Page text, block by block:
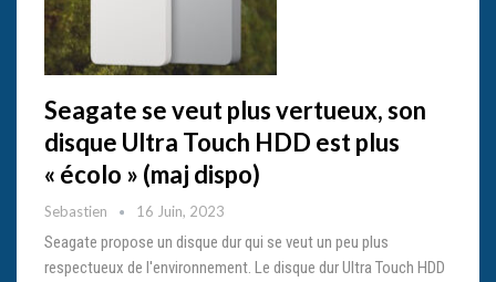
Seagate se veut plus vertueux, son
disque Ultra Touch HDD est plus
« écolo » (maj dispo)
Sebastien 16 Juin, 2023
Seagate propose un disque dur qui se veut un peu plus
respectueux de l'environnement. Le disque dur Ultra Touch HDD